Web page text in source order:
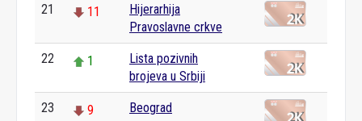
21 11
Hijerarhija
Pravoslavne crkve
22 1
Lista pozivnih
brojeva u Srbiji
23 9 Beograd